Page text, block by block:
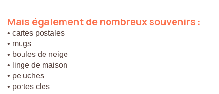
Mais égalementdenombreuxsouvenirs :
• cartes postales
• mugs
• boules de neige
• linge de maison
• peluches
• portes clés